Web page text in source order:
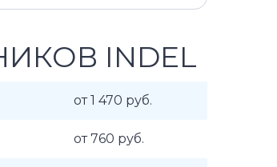
INDEL
от 1 470 руб.
от 760 руб.